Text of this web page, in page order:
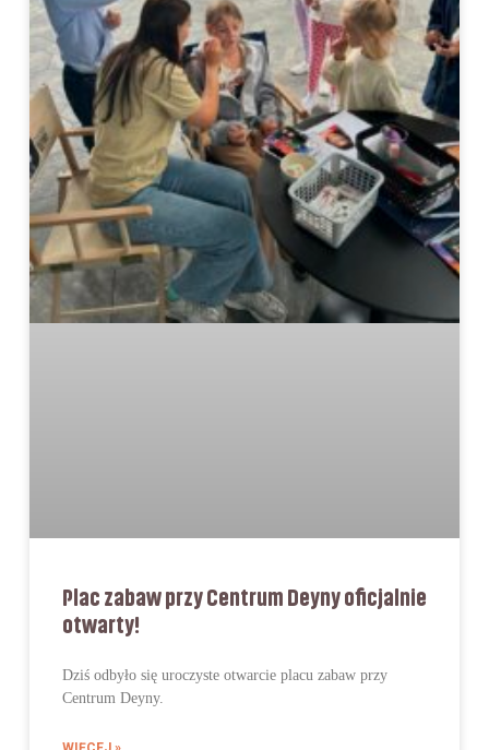
Plac zabaw przy Centrum Deyny oficjalnie
otwarty!
Dziś odbyło się uroczyste otwarcie placu zabaw przy
Centrum Deyny.